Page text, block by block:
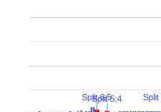
Split 6:5
Split 5:4 Split